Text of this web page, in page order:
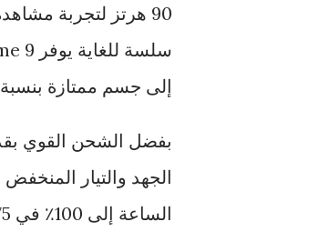
إلى جسم ممتازة بنسبة 90.8٪ إلى جانب Corning Gorilla Glass 5.
الساعة إلى 100٪ في 75 دقيقة فقط و 50٪ في 31 دقيقة فقط.